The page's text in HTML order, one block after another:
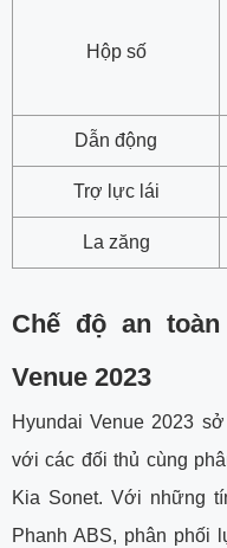
Hộp số
Dẫn động
Trợ lực lái
La zăng
Chế độ an
Venue 2023
Hyundai Venue 2023
với các đối thủ cùng
Kia Sonet. Với những
Phanh ABS, phân phối